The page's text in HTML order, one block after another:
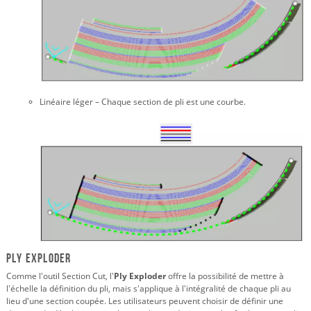
Linéaire léger – Chaque section de pli est une courbe.
Ply Exploder
Comme l'outil Section Cut, l'Ply Exploderoffre la possibilité de mettre à
l'échelle la définition du pli, mais s'applique à l'intégralité de chaque pli au
lieu d'une section coupée. Les utilisateurs peuvent choisir de définir une